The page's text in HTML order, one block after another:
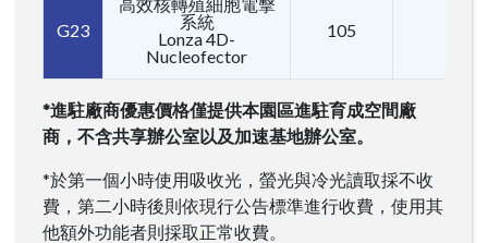
G23
系統
Lonza 4D-
Nucleofector
105
*進駐廠商優惠價格僅提供本園區進駐育成空間廠
商，不含共享辦公室以及加速基地辦公室。
*於第一個小時使用吸收光，螢光與冷光讀取採不收
費，第二小時後則依現行公告標準進行收費，使用其
他額外功能者則採取正常收費。